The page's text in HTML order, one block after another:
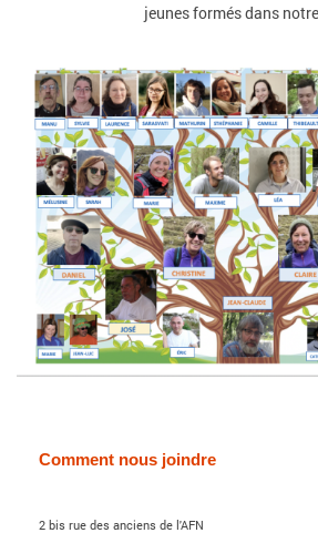
jeunesformés dans
Comment nous joindre
2 bis rue des anciens de l'AFN